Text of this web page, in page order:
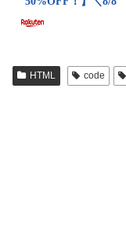
HTML code